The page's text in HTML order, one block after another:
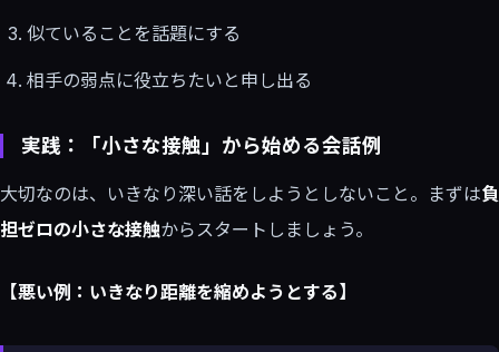
似ていることを話題にする
相手の弱点に役立ちたいと申し出る
実践：「小さな接触」から始める会話例
大切なのは、いきなり深い話をしようとしないこと。まずは負
担ゼロの小さな接触からスタートしましょう。
【悪い例：いきなり距離を縮めようとする】